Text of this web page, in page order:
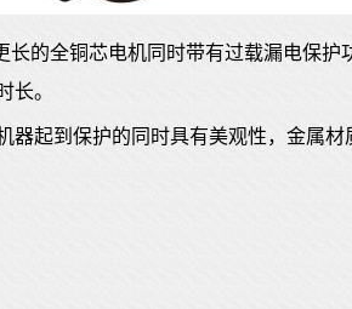
长的全铜芯电机同时带有过载漏电保
长。
起到保护的同时具有美观性，金属材